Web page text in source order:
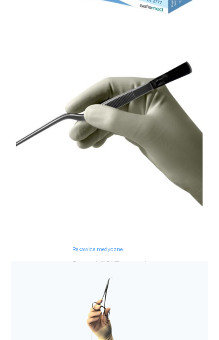
Rękawiczki nitrylowe bezpudrowe niebieskie
Rękawice medyczne
Protexis™ PI Textured